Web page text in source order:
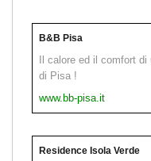
B&B Pisa
Il calore ed il comfort
di Pisa !
www.bb-pisa.it
Residence Isola Verde